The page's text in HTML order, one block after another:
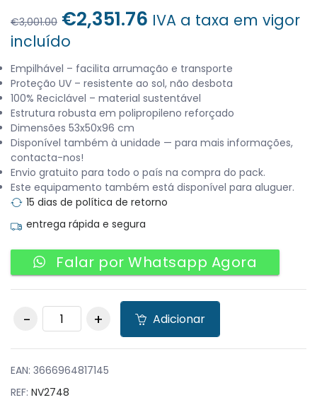
€3,001.00 O
preço
original
era:
€3,001.00.
€2,351.76 O
é:
€2,351.76.
IVA a taxa em vigor
incluído
Empilhável – facilita arrumação e transporte
Proteção UV – resistente ao sol, não desbota
100% Reciclável – material sustentável
Estrutura robusta em polipropileno reforçado
Dimensões 53x50x96 cm
Disponível também à unidade — para mais informações,
contacta-nos!
Envio gratuito para todo o país na compra do pack.
Este equipamento também está disponível para aluguer.
15 dias de política de retorno
entrega rápida e segura
Falar por Whatsapp Agora
Pack 40 Bancos de
Bar Alto GRID
Adicionar
EAN: 3666964817145
REF: NV2748